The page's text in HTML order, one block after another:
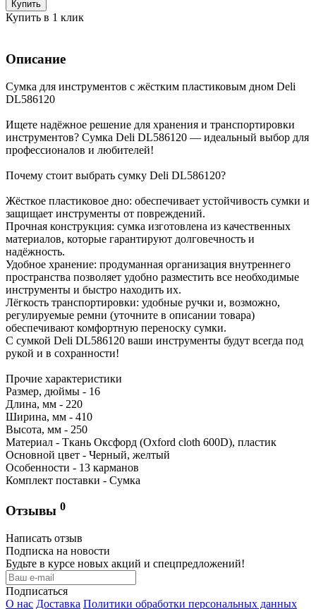
Купить
Купить в 1 клик
Описание
Сумка для инструментов с жёстким пластиковым дном Deli
DL586120
Ищете надёжное решение для хранения и транспортировки
инструментов? Сумка Deli DL586120 — идеальный выбор для
профессионалов и любителей!
Почему стоит выбрать сумку Deli DL586120?
Жёсткое пластиковое дно: обеспечивает устойчивость сумки и
защищает инструменты от повреждений.
Прочная конструкция: сумка изготовлена из качественных
материалов, которые гарантируют долговечность и
надёжность.
Удобное хранение: продуманная организация внутреннего
пространства позволяет удобно разместить все необходимые
инструменты и быстро находить их.
Лёгкость транспортировки: удобные ручки и, возможно,
регулируемые ремни (уточните в описании товара)
обеспечивают комфортную переноску сумки.
С сумкой Deli DL586120 ваши инструменты будут всегда под
рукой и в сохранности!
Прочие характеристики
Размер, дюймы - 16
Длина, мм - 220
Ширина, мм - 410
Высота, мм - 250
Материал - Ткань Оксфорд (Oxford cloth 600D), пластик
Основной цвет - Черный, желтый
Особенности - 13 карманов
Комплект поставки - Сумка
Отзывы 0
Написать отзыв
Подписка на новости
Будьте в курсе новых акций и спецпредложений!
Подписаться
О нас Доставка Политики обработки персональных данных